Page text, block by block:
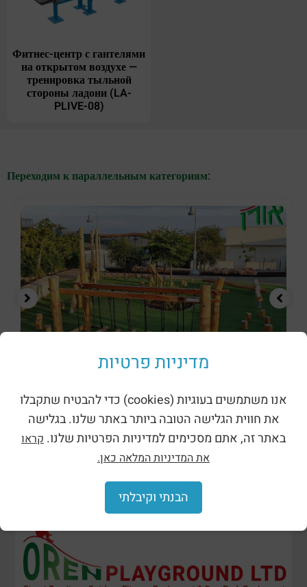
Фитнес-центр с гантелями
на открытом воздухе —
тренировка тыльной
стороны ладони (LA-
PLIVE-08)
Переходим к параллельным категориям:
מתקני נינג’ה רוביניה
מדיניות פרטיות
אנו משתמשים בעוגיות (cookies) כדי להבטיח שתקבלו
את חווית הגלישה הטובה ביותר באתר שלנו. בגלישה
באתר זה, אתם מסכימים למדיניות הפרטיות שלנו. קראו
את המדיניות המלאה כאן.
הבנתי וקיבלתי